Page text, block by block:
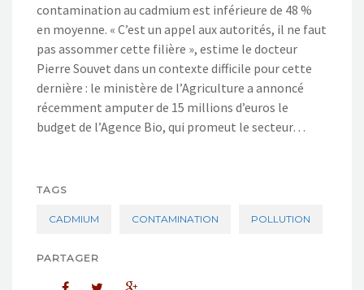
contamination au cadmium est inférieure de 48 %
en moyenne. « C’est un appel aux autorités, il ne faut
pas assommer cette filière », estime le docteur
Pierre Souvet dans un contexte difficile pour cette
dernière : le ministère de l’Agriculture a annoncé
récemment amputer de 15 millions d’euros le
budget de l’Agence Bio, qui promeut le secteur…
TAGS
CADMIUM CONTAMINATION POLLUTION
PARTAGER